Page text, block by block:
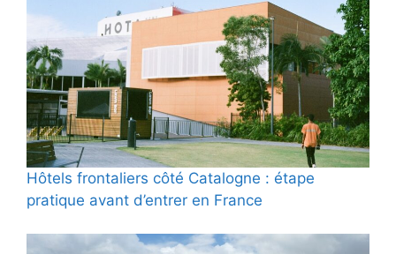
Hôtels frontaliers côté Catalogne : étape
pratique avant d’entrer en France